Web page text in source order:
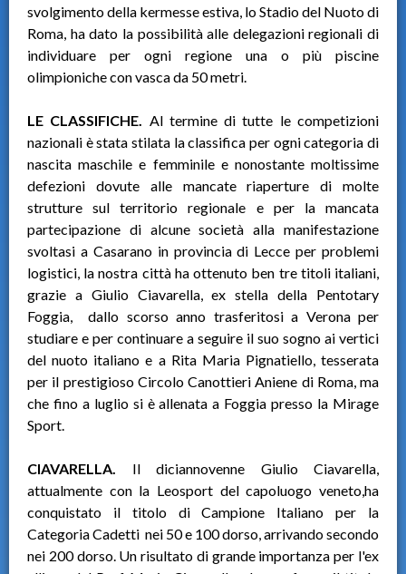
svolgimento della kermesse estiva, lo Stadio del Nuoto di
Roma, ha dato la possibilità alle delegazioni regionali di
individuare per ogni regione una o più piscine
olimpioniche con vasca da 50 metri.
LE CLASSIFICHE. Al termine di tutte le competizioni
nazionali è stata stilata la classifica per ogni categoria di
nascita maschile e femminile e nonostante moltissime
defezioni dovute alle mancate riaperture di molte
strutture sul territorio regionale e per la mancata
partecipazione di alcune società alla manifestazione
svoltasi a Casarano in provincia di Lecce per problemi
logistici, la nostra città ha ottenuto ben tre titoli italiani,
grazie a Giulio Ciavarella, ex stella della Pentotary
Foggia, dallo scorso anno trasferitosi a Verona per
studiare e per continuare a seguire il suo sogno ai vertici
del nuoto italiano e a Rita Maria Pignatiello, tesserata
per il prestigioso Circolo Canottieri Aniene di Roma, ma
che fino a luglio si è allenata a Foggia presso la Mirage
Sport.
CIAVARELLA. Il diciannovenne Giulio Ciavarella,
attualmente con la Leosport del capoluogo veneto,ha
conquistato il titolo di Campione Italiano per la
Categoria Cadetti nei 50 e 100 dorso, arrivando secondo
nei 200 dorso. Un risultato di grande importanza per l'ex